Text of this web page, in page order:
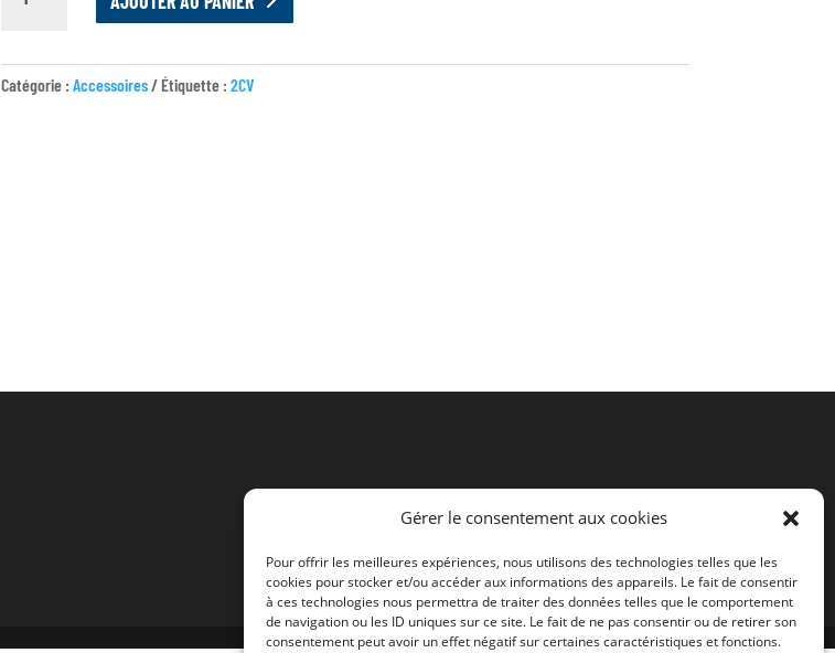
Gérer le consentement aux cookies
Pour offrir les meilleures expériences, nous utilisons des technologies telles que les
cookies pour stocker et/ou accéder aux informations des appareils. Le fait de consentir
à ces technologies nous permettra de traiter des données telles que le comportement
de navigation ou les ID uniques sur ce site. Le fait de ne pas consentir ou de retirer son
consentement peut avoir un effet négatif sur certaines caractéristiques et fonctions.
CRIC
Catégorie : Accessoires Étiquette : 2CV